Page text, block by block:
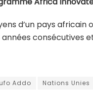
d’un pays africain
consécutives et
Addo Nations Unies